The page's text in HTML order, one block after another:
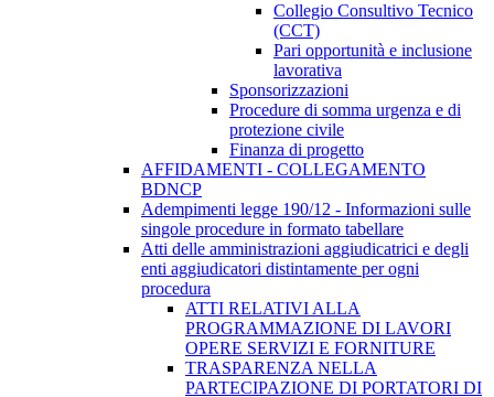
Collegio Consultivo Tecnico
(CCT)
Pari opportunità e inclusione
lavorativa
Sponsorizzazioni
Procedure di somma urgenza e di
protezione civile
Finanza di progetto
AFFIDAMENTI - COLLEGAMENTO
BDNCP
Adempimenti legge 190/12 - Informazioni sulle
singole procedure in formato tabellare
Atti delle amministrazioni aggiudicatrici e degli
enti aggiudicatori distintamente per ogni
procedura
ATTI RELATIVI ALLA
PROGRAMMAZIONE DI LAVORI
OPERE SERVIZI E FORNITURE
TRASPARENZA NELLA
PARTECIPAZIONE DI PORTATORI DI